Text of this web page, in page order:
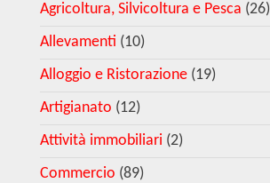
Agricoltura, Silvicoltura e Pesca (26)
Allevamenti (10)
Alloggio e Ristorazione (19)
Artigianato (12)
Attività immobiliari (2)
Commercio (89)